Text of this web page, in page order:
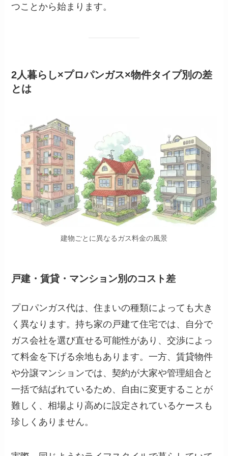
つことから始まります。
2人暮らし×プロパンガス×物件タイプ別の差
とは
建物ごとに異なるガス料金の風景
戸建・賃貸・マンション別のコスト差
プロパンガス代は、住まいの種類によっても大き
く異なります。持ち家の戸建て住宅では、自分で
ガス会社を選び直せる可能性があり、交渉によっ
て料金を下げる余地もあります。一方、賃貸物件
や分譲マンションでは、契約が大家や管理組合と
一括で結ばれているため、自由に変更することが
難しく、相場より高めに設定されているケースも
珍しくありません。